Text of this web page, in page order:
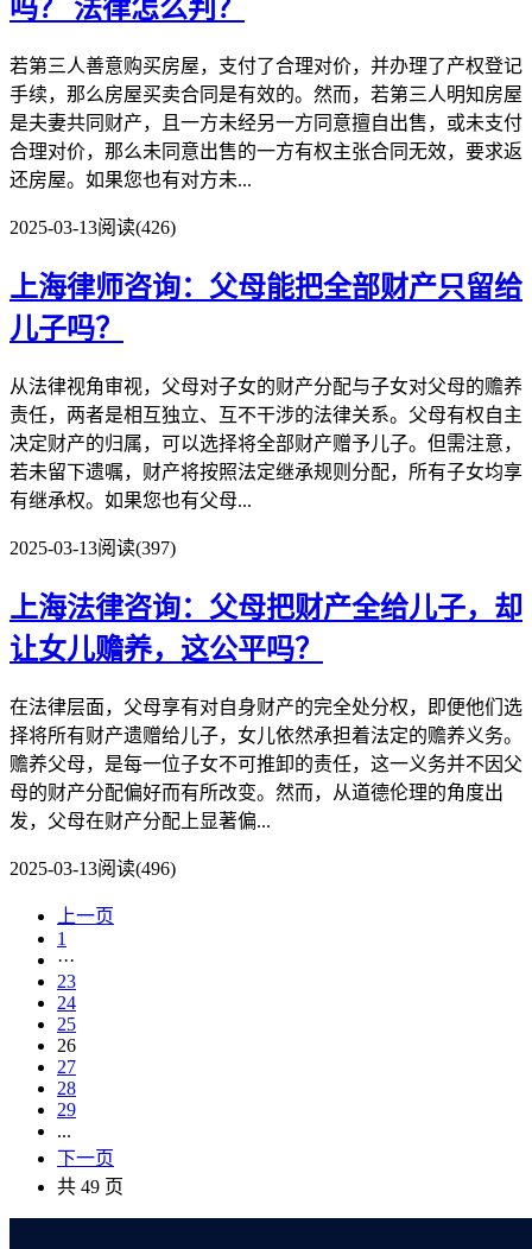
吗？ 法律怎么判？
若第三人善意购买房屋，支付了合理对价，并办理了产权登记
手续，那么房屋买卖合同是有效的。然而，若第三人明知房屋
是夫妻共同财产，且一方未经另一方同意擅自出售，或未支付
合理对价，那么未同意出售的一方有权主张合同无效，要求返
还房屋。如果您也有对方未...
2025-03-13阅读(426)
上海律师咨询：父母能把全部财产只留给
儿子吗？
从法律视角审视，父母对子女的财产分配与子女对父母的赡养
责任，两者是相互独立、互不干涉的法律关系。父母有权自主
决定财产的归属，可以选择将全部财产赠予儿子。但需注意，
若未留下遗嘱，财产将按照法定继承规则分配，所有子女均享
有继承权。如果您也有父母...
2025-03-13阅读(397)
上海法律咨询：父母把财产全给儿子，却
让女儿赡养，这公平吗？
在法律层面，父母享有对自身财产的完全处分权，即便他们选
择将所有财产遗赠给儿子，女儿依然承担着法定的赡养义务。
赡养父母，是每一位子女不可推卸的责任，这一义务并不因父
母的财产分配偏好而有所改变。然而，从道德伦理的角度出
发，父母在财产分配上显著偏...
2025-03-13阅读(496)
上一页
1
···
23
24
25
26
27
28
29
...
下一页
共 49 页